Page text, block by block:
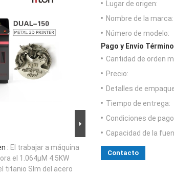
: El trabajar a máquina
el 1.064μM 4.5KW
titanio Slm del acero
Lugar de origen:
Nombre de la marca:
Número de modelo:
Pago y Envío
Cantidad de orden
Precio:
Detalles de
Tiempo de entrega:
Condiciones de
Capacidad de la
Contacto